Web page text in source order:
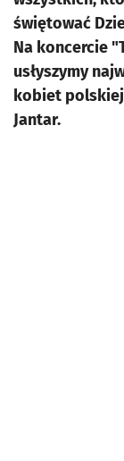
świętować
Na koncercie
usłyszymy
kobiet
Jantar.